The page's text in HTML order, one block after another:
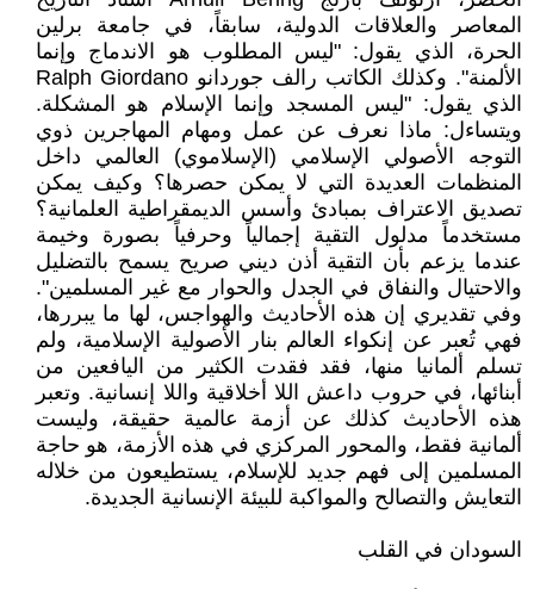
المعاصر والعلاقات الدولية، سابقاً، في جامعة برلين
الحرة، الذي يقول: "ليس المطلوب هو الاندماج وإنما
الألمنة". وكذلك الكاتب رالف جوردانو Ralph Giordano
الذي يقول: "ليس المسجد وإنما الإسلام هو المشكلة.
ويتساءل: ماذا نعرف عن عمل ومهام المهاجرين ذوي
التوجه الأصولي الإسلامي (الإسلاموي) العالمي داخل
المنظمات العديدة التي لا يمكن حصرها؟ وكيف يمكن
تصديق الاعتراف بمبادئ وأسس الديمقراطية العلمانية؟
مستخدماً مدلول التقية إجمالياً وحرفياً بصورة وخيمة
عندما يزعم بأن التقية أذن ديني صريح يسمح بالتضليل
والاحتيال والنفاق في الجدل والحوار مع غير المسلمين".
وفي تقديري إن هذه الأحاديث والهواجس، لها ما يبررها،
فهي تُعبر عن إنكواء العالم بنار الأصولية الإسلامية، ولم
تسلم ألمانيا منها، فقد فقدت الكثير من اليافعين من
أبنائها، في حروب داعش اللا أخلاقية واللا إنسانية. وتعبر
هذه الأحاديث كذلك عن أزمة عالمية حقيقة، وليست
ألمانية فقط، والمحور المركزي في هذه الأزمة، هو حاجة
المسلمين إلى فهم جديد للإسلام، يستطيعون من خلاله
التعايش والتصالح والمواكبة للبيئة الإنسانية الجديدة.
السودان في القلب